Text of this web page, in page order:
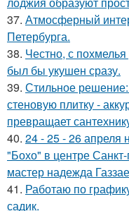
37. Атмосферный
Петербурга.
38. Честно, с
был бы укушен сразу.
39. Стильное решение:
стеновую плитку -
превращает
40. 24 - 25 - 26 апреля
"Бохо" в центре
мастер надежда
41. Работаю по
садик.